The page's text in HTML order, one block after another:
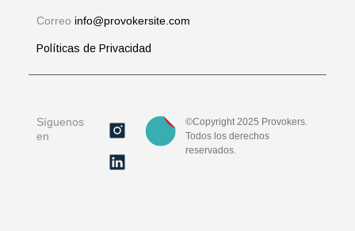
Correo info@provokersite.com
Políticas de Privacidad
Síguenos
en
©Copyright 2025 Provokers.
Todos los derechos
reservados.